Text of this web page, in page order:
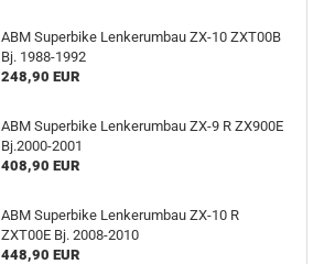
ABM Superbike Lenkerumbau ZX-10 ZXT00B
Bj. 1988-1992
248,90 EUR
ABM Superbike Lenkerumbau ZX-9 R ZX900E
Bj.2000-2001
408,90 EUR
ABM Superbike Lenkerumbau ZX-10 R
ZXT00E Bj. 2008-2010
448,90 EUR